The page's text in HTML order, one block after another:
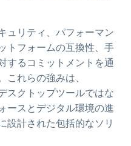
リティ、パフォーマン
トフォームの互換性、手
するコミットメントを通
れらの強みは、
クトップツールではな
ースとデジタル環境の進
設計された包括的なソリ